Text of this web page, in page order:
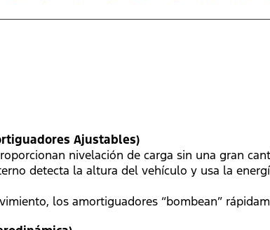
Ajustables)
nivelación de carga sin una gran
detecta la altura del vehículo y usa la
los amortiguadores “bombean”